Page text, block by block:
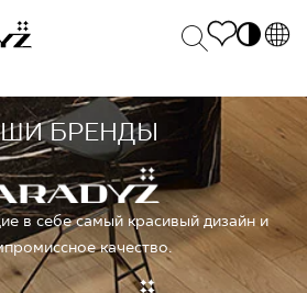
EN
SK
DE
UK
RU
в себе самый красивый дизайн и
качество.
БРЕНДЫ